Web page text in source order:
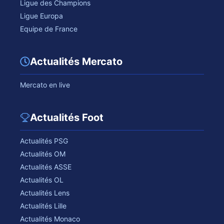
Ligue des Champions
Ligue Europa
Equipe de France
Actualités Mercato
Mercato en live
Actualités Foot
Actualités PSG
Actualités OM
Actualités ASSE
Actualités OL
Actualités Lens
Actualités Lille
Actualités Monaco